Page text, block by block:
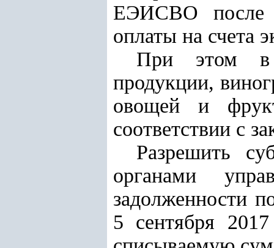
ЕЭИСВО после
оплаты на счета
При этом в
продукции,
овощей и
соответствии с
Разрешить
органами
задолженности
5 сентября